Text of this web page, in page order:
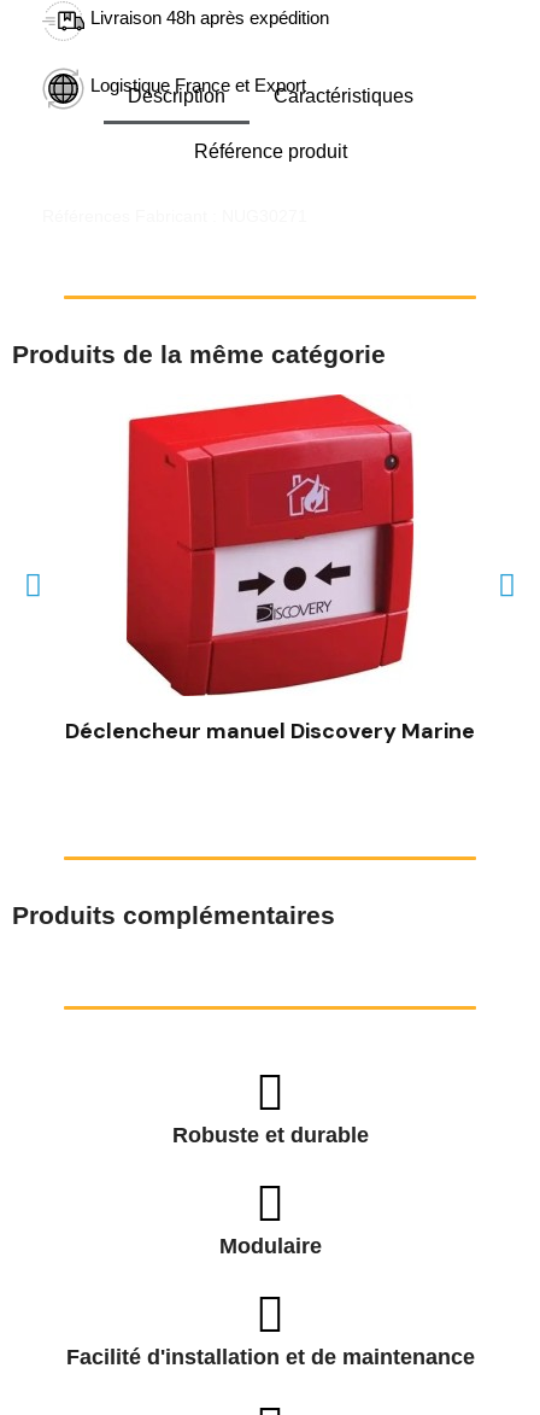
Livraison 48h après expédition
Logistique France et Export
Description Caractéristiques
Référence produit
Produits de la même catégorie
Déclencheur manuel Discovery Marine
Produits complémentaires
Robuste et durable
Modulaire
Facilité d'installation et de maintenance